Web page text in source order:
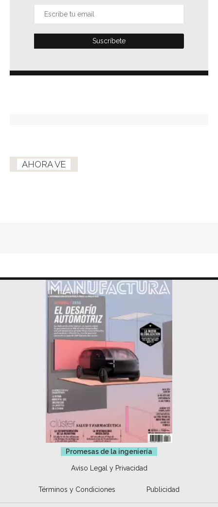
AHORA VE
Promesas de la ingeniería
Aviso Legal y Privacidad
Términos y Condiciones Publicidad